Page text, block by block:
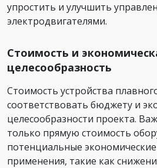
упростить и улучшить
электродвигателями.
Стоимость и
целесообразность
Стоимость устройства
соответствовать бюджету и
целесообразности проекта.
только прямую стоимость
потенциальные
применения, такие как